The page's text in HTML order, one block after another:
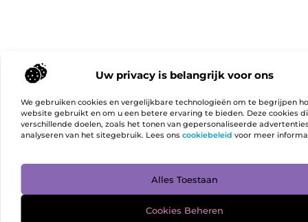
Uw privacy is belangrijk voor ons
We gebruiken cookies en vergelijkbare technologieën om te begrijpen
website gebruikt en om u een betere ervaring te bieden. Deze cookies
verschillende doelen, zoals het tonen van gepersonaliseerde
analyseren van het sitegebruik. Lees ons cookiebeleid voor meer
Alles Toestaan
Cookies Beheren